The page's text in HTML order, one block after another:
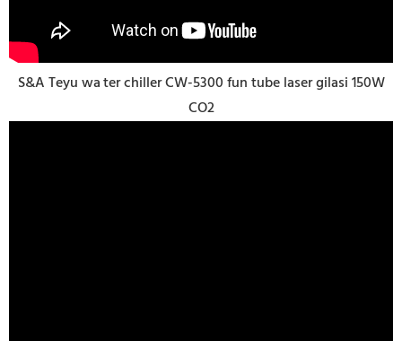
S&A Teyu water chiller CW-5300 fun tube laser gilasi 150W
CO2